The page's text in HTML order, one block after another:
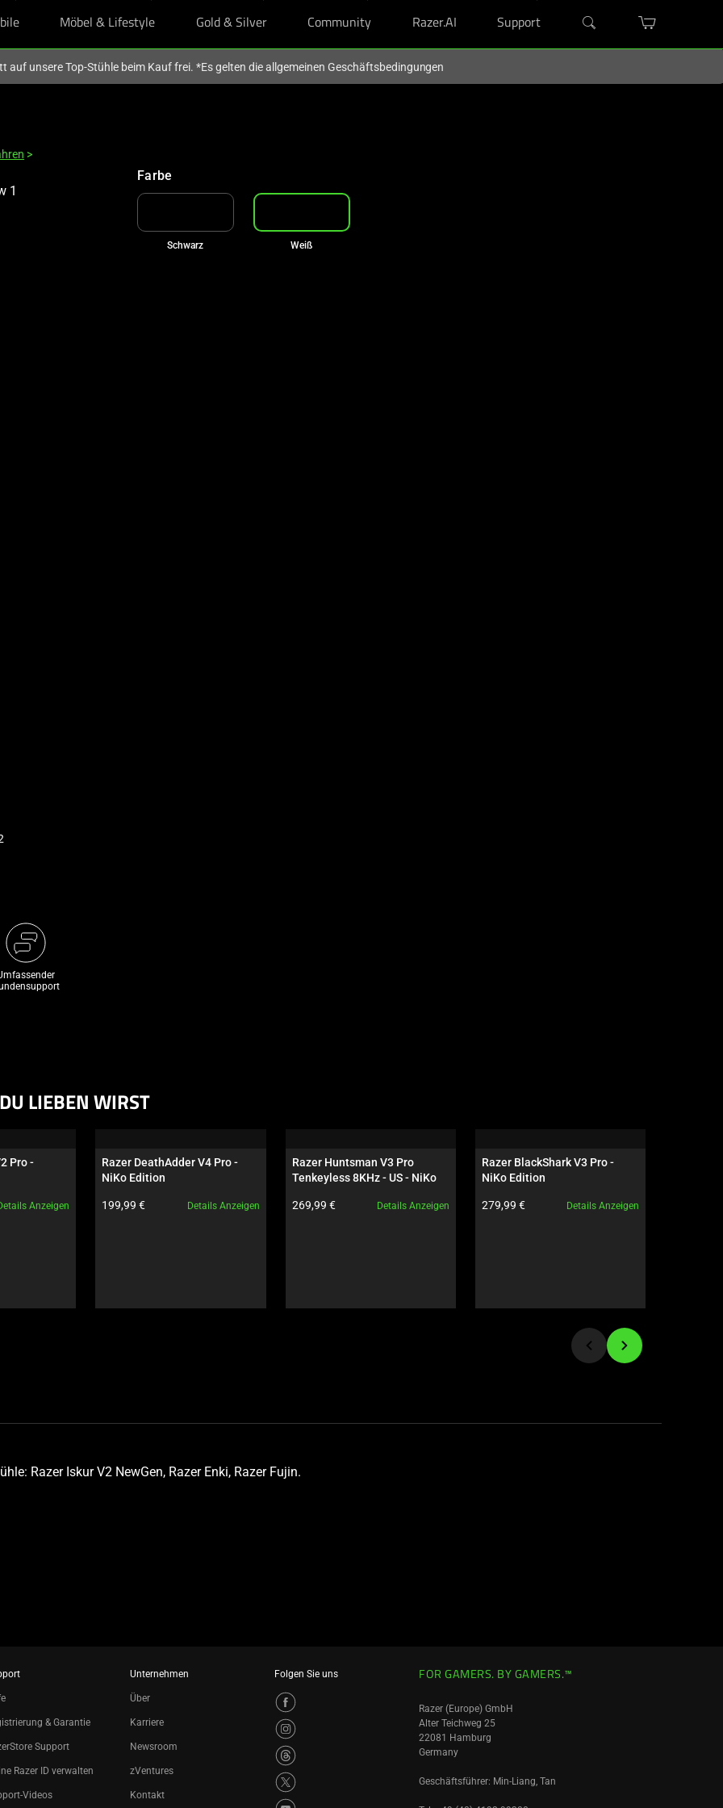
Möbel & Lifestyle Gold & Silver Community Razer.AI Support
auf unsere Top-Stühle beim Kauf frei. *Es gelten die allgemeinen Geschäftsbedingungen
>
Farbe
Schwarz Weiß
LIEBEN WIRST
Pro -
Anzeigen
Razer DeathAdder V4 Pro -
NiKo Edition
Produktpreis:
199,99 € Details Anzeigen
Razer Huntsman V3 Pro
Tenkeyless 8KHz - US - NiKo
Produktpreis:
269,99 € Details Anzeigen
Razer BlackShark V3 Pro -
NiKo Edition
Produktpreis:
279,99 € Details Anzeigen
Razer Iskur V2 NewGen, Razer Enki, Razer Fujin.
& Garantie
Support
Razer ID verwalten
Videos
Unternehmen
Über
Karriere
Newsroom
zVentures
Kontakt
Folgen Sie uns FOR GAMERS. BY GAMERS.™
Razer (Europe) GmbH
Alter Teichweg 25
22081 Hamburg
Germany
Geschäftsführer: Min-Liang, Tan